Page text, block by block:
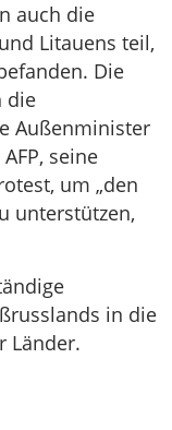
auch die
Litauens teil,
Die
die
Außenminister
seine
um „den
unterstützen,
in die
Länder.